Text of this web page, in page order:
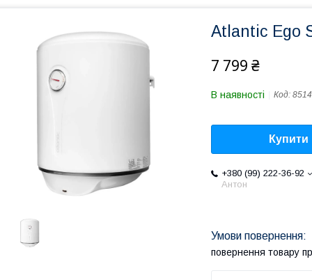
Atlantic Ego
7 799 ₴
В наявності Код:
Купити
+380 (99) 222-36-92
Антон
повернення товару